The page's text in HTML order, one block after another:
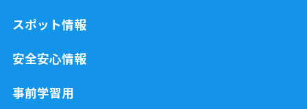
スポット情報
安全安心情報
事前学習用